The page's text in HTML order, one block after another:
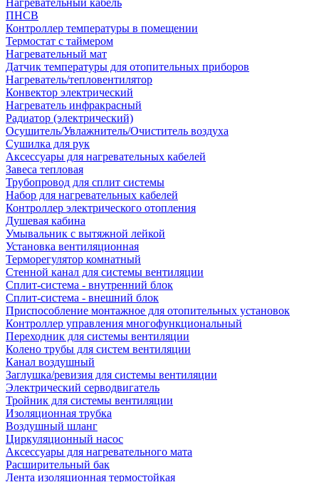
Нагревательный кабель
ПНСВ
Контроллер температуры в помещении
Термостат с таймером
Нагревательный мат
Датчик температуры для отопительных приборов
Нагреватель/тепловентилятор
Конвектор электрический
Нагреватель инфракрасный
Радиатор (электрический)
Осушитель/Увлажнитель/Очиститель воздуха
Сушилка для рук
Аксессуары для нагревательных кабелей
Завеса тепловая
Трубопровод для сплит системы
Набор для нагревательных кабелей
Контроллер электрического отопления
Душевая кабина
Умывальник с вытяжной лейкой
Установка вентиляционная
Терморегулятор комнатный
Стенной канал для системы вентиляции
Сплит-система - внутренний блок
Сплит-система - внешний блок
Приспособление монтажное для отопительных установок
Контроллер управления многофункциональный
Переходник для системы вентиляции
Колено трубы для систем вентиляции
Канал воздушный
Заглушка/ревизия для системы вентиляции
Электрический серводвигатель
Тройник для системы вентиляции
Изоляционная трубка
Воздушный шланг
Циркуляционный насос
Аксессуары для нагревательного мата
Расширительный бак
Лента изоляционная термостойкая